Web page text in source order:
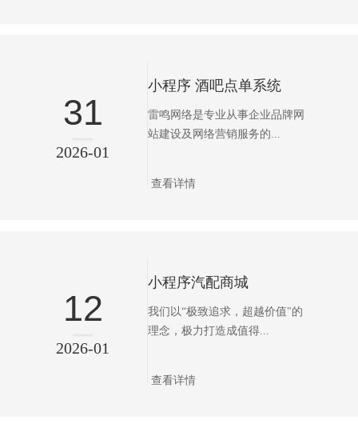
31
2026-01
小程序 酒吧点单系统
雷鸣网络是专业从事企业品牌网
站建设及网络营销服务的...
查看详情
12
2026-01
小程序汽配商城
我们以“极致追求，超越价值"的
理念，极力打造成值得...
查看详情